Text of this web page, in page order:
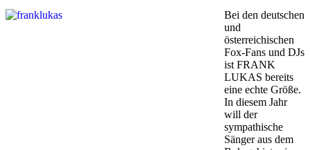
Bei den deutschen
und
österreichischen
Fox-Fans und DJs
ist FRANK
LUKAS bereits
eine echte Größe.
In diesem Jahr
will der
sympathische
Sänger aus dem